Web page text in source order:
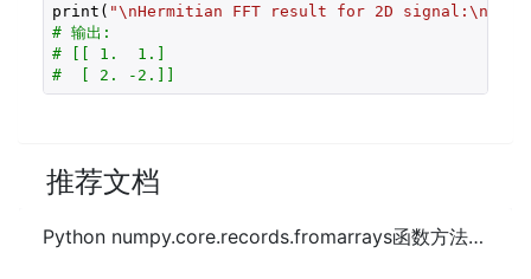
print( "\nHermitian FFT result for 2D signal:\n"
# 输出:
# [[ 1.  1.]
#  [ 2. -2.]]
推荐文档
Python numpy.core.records.fromarrays函数方法的使用